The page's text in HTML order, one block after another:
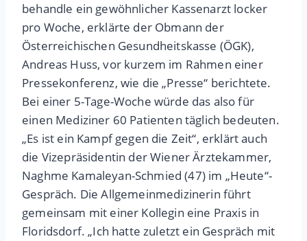
behandle ein gewöhnlicher Kassenarzt locker
pro Woche, erklärte der Obmann der
Österreichischen Gesundheitskasse (ÖGK),
Andreas Huss, vor kurzem im Rahmen einer
Pressekonferenz, wie die „Presse“ berichtete.
Bei einer 5-Tage-Woche würde das also für
einen Mediziner 60 Patienten täglich bedeuten.
„Es ist ein Kampf gegen die Zeit“, erklärt auch
die Vizepräsidentin der Wiener Ärztekammer,
Naghme Kamaleyan-Schmied (47) im „Heute“-
Gespräch. Die Allgemeinmedizinerin führt
gemeinsam mit einer Kollegin eine Praxis in
Floridsdorf. „Ich hatte zuletzt ein Gespräch mit